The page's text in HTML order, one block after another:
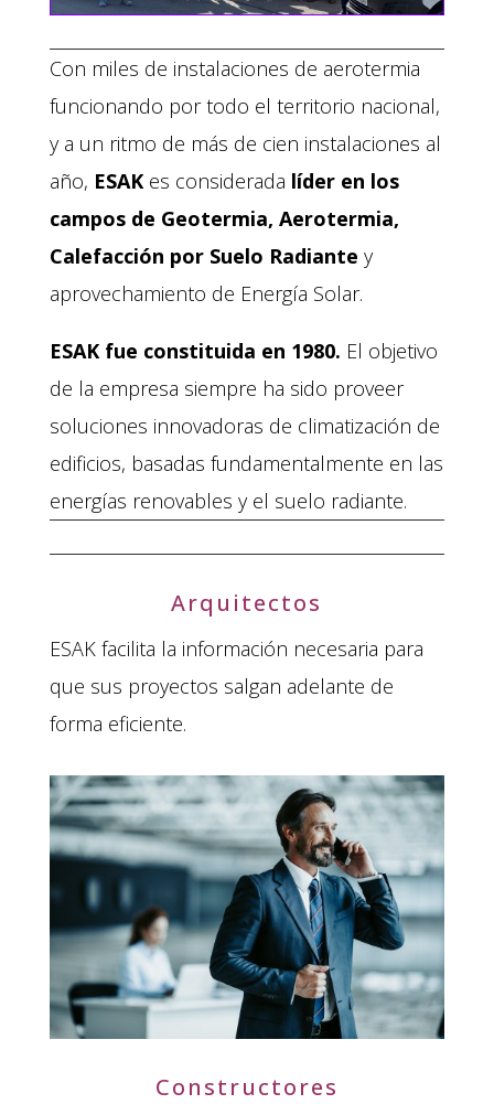
Con miles de instalaciones de aerotermia
funcionando por todo el territorio nacional,
y a un ritmo de más de cien instalaciones al
año, ESAKes considerada líder en los
campos de Geotermia, Aerotermia,
Calefacción por Suelo Radiante y
aprovechamiento de Energía Solar.
ESAK fue constituida en 1980. El objetivo
de la empresa siempre ha sido proveer
soluciones innovadoras de climatización de
edificios, basadas fundamentalmente en las
energías renovables y el suelo radiante.
Arquitectos
ESAK facilita la información necesaria para
que sus proyectos salgan adelante de
forma eficiente.
Constructores